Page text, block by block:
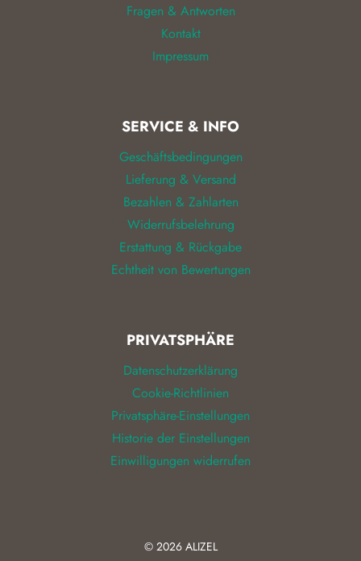
Fragen & Antworten
Kontakt
Impressum
SERVICE & INFO
Geschäftsbedingungen
Lieferung & Versand
Bezahlen & Zahlarten
Widerrufsbelehrung
Erstattung & Rückgabe
Echtheit von Bewertungen
PRIVATSPHÄRE
Datenschutzerklärung
Cookie-Richtlinien
Privatsphäre-Einstellungen
Historie der Einstellungen
Einwilligungen widerrufen
© 2026 ALIZEL